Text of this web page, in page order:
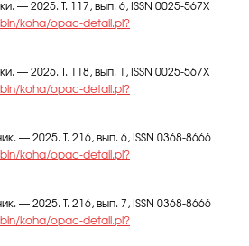
— 2025. Т. 117, вып. 6, ISSN 0025-567X
koha/opac-detail.pl?
— 2025. Т. 118, вып. 1, ISSN 0025-567X
koha/opac-detail.pl?
— 2025. Т. 216, вып. 6, ISSN 0368-8666
koha/opac-detail.pl?
— 2025. Т. 216, вып. 7, ISSN 0368-8666
koha/opac-detail.pl?